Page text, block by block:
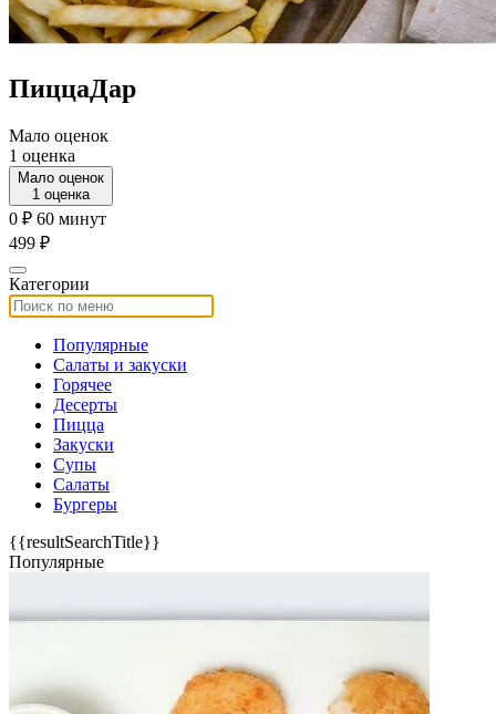
ПиццаДар
Мало оценок
1 оценка
Мало оценок
1 оценка
0 ₽ 60 минут
499 ₽
Категории
Популярные
Салаты и закуски
Горячее
Десерты
Пицца
Закуски
Супы
Салаты
Бургеры
{{resultSearchTitle}}
Популярные